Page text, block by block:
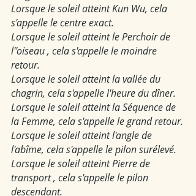
Lorsque le soleil atteint Kun Wu, cela
s'appelle le centre exact.
Lorsque le soleil atteint le Perchoir de
l''oiseau , cela s'appelle le moindre
retour.
Lorsque le soleil atteint la vallée du
chagrin, cela s'appelle l'heure du dîner.
Lorsque le soleil atteint la Séquence de
la Femme, cela s'appelle le grand retour.
Lorsque le soleil atteint l'angle de
l'abîme, cela s'appelle le pilon surélevé.
Lorsque le soleil atteint Pierre de
transport , cela s'appelle le pilon
descendant.